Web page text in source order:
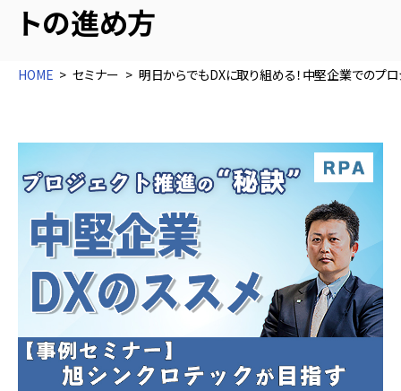
トの進め方
HOME セミナー 明日からでもDXに取り組める！中堅企業でのプ